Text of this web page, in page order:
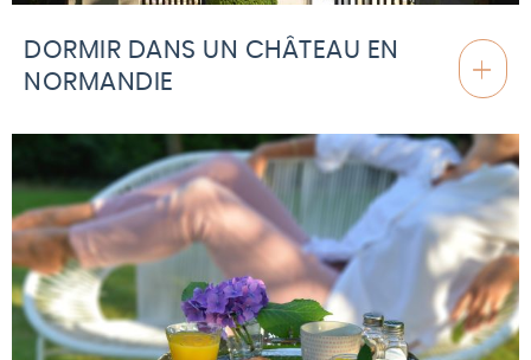
DORMIR DANS UN CHÂTEAU EN
NORMANDIE